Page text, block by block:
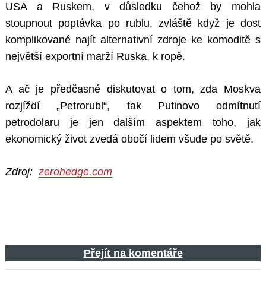
USA a Ruskem, v důsledku čehož by mohla
stoupnout poptávka po rublu, zvláště když je dost
komplikované najít alternativní zdroje ke komoditě s
největší exportní marží Ruska, k ropě.
A ač je předčasné diskutovat o tom, zda Moskva
rozjíždí „Petrorubl“, tak Putinovo odmítnutí
petrodolaru je jen dalším aspektem toho, jak
ekonomický život zvedá obočí lidem všude po světě.
Zdroj: zerohedge.com
Přejít na komentáře